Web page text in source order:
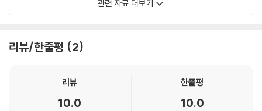
Guitar Performed by : 서우영
Management Deecompany
관련 자료 더보기
리뷰/한줄평 2
리뷰
10.0
한줄평
10.0